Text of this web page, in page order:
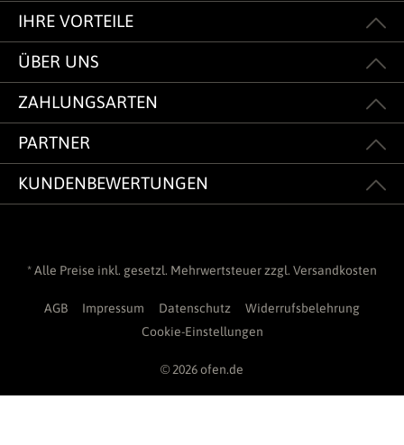
IHRE VORTEILE
ÜBER UNS
ZAHLUNGSARTEN
PARTNER
KUNDENBEWERTUNGEN
* Alle Preise inkl. gesetzl. Mehrwertsteuer zzgl. Versandkosten
AGB Impressum Datenschutz
Widerrufsbelehrung
Cookie-Einstellungen
© 2026 ofen.de